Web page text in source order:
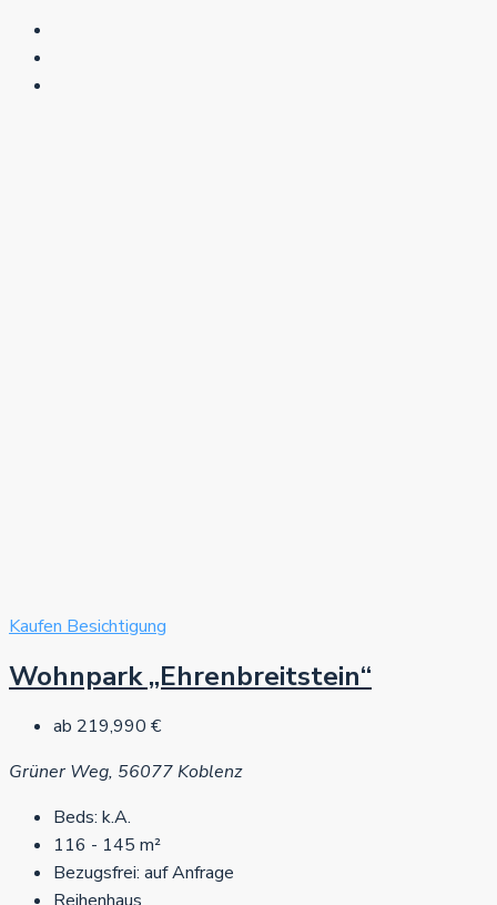
Kaufen Besichtigung
Wohnpark „Ehrenbreitstein“
ab 219,990 €
Grüner Weg, 56077 Koblenz
Beds: k.A.
116 - 145 m²
Bezugsfrei: auf Anfrage